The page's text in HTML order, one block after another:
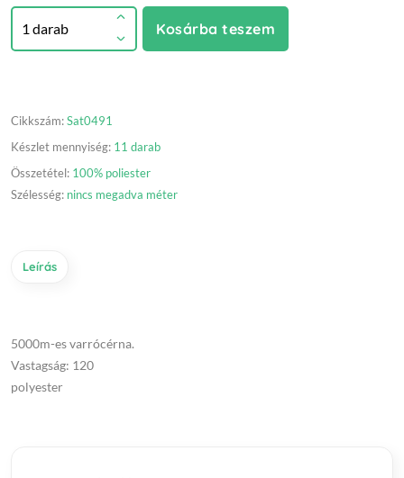
Kosárba teszem
Cikkszám:Sat0491
Készlet mennyiség: 11 darab
Összetétel: 100% poliester
Szélesség: nincs megadva méter
Leírás
5000m-es varrócérna.
Vastagság: 120
polyester